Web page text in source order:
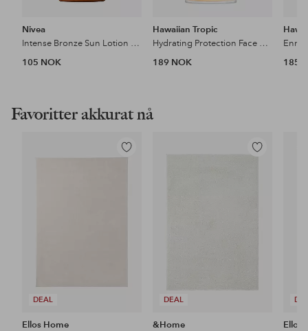
Nivea
Intense Bronze Sun Lotion SPF6
105 NOK
Hawaiian Tropic
Hydrating Protection Face Lotion SPF30 50ml
189 NOK
185
Favoritter akkurat nå
DEAL
Legg
Ellos Home
DEAL
Legg
&Home
Ellos